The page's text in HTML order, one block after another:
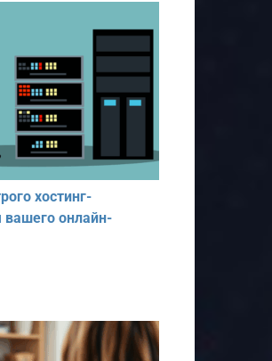
хостинг-
вашего онлайн-